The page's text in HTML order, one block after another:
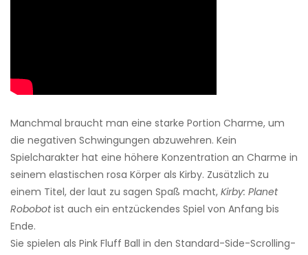
Manchmal braucht man eine starke Portion Charme, um
die negativen Schwingungen abzuwehren. Kein
Spielcharakter hat eine höhere Konzentration an Charme in
seinem elastischen rosa Körper als Kirby. Zusätzlich zu
einem Titel, der laut zu sagen Spaß macht, Kirby: Planet
Robobotist auch ein entzückendes Spiel von Anfang bis
Ende.
Sie spielen als Pink Fluff Ball in den Standard-Side-Scrolling-